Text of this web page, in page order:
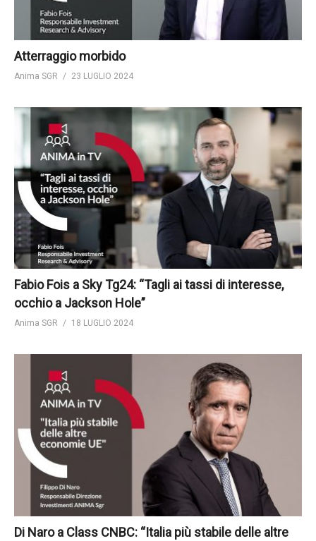
Atterraggio morbido
Anima SGR 23 LUGLIO 2024
Fabio Fois a Sky Tg24: “Tagli ai tassi di interesse,
occhio a Jackson Hole”
Anima SGR 18 LUGLIO 2024
Di Naro a Class CNBC: “Italia più stabile delle altre